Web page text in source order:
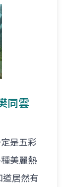
同雲
是五彩
美麗熱
道居然有